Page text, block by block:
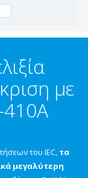
με
του IEC, τα
μεγαλύτερη